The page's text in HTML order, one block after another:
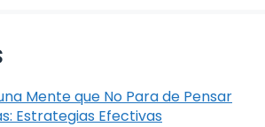
Mente que No Para de Pensar
Estrategias Efectivas